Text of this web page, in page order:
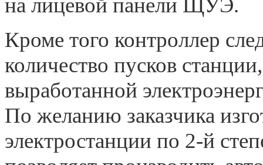
на лицевой панели ЩУЭ.
Кроме того контроллер
количество пусков
выработанной
По желанию заказчика
электростанции по 2-й